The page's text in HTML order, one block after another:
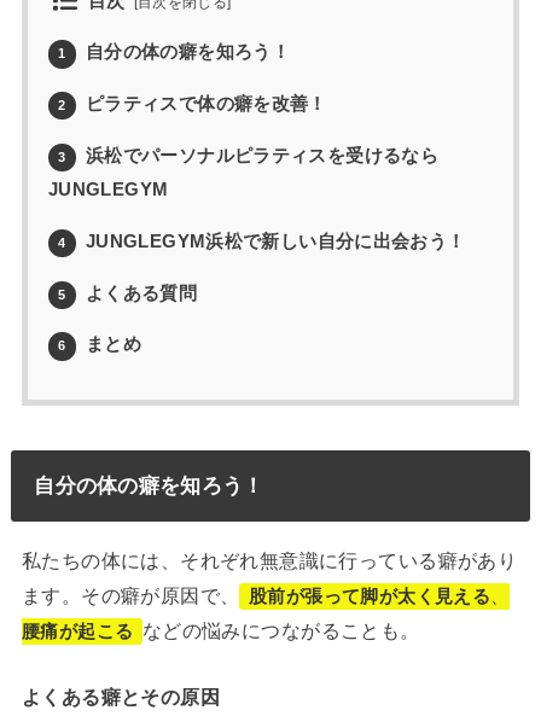
1 自分の体の癖を知ろう！
2 ピラティスで体の癖を改善！
3
浜松でパーソナルピラティスを受けるなら
JUNGLEGYM
4 JUNGLEGYM浜松で新しい自分に出会おう！
5 よくある質問
6 まとめ
自分の体の癖を知ろう！
私たちの体には、それぞれ無意識に行っている癖があり
ます。その癖が原因で、
股前が張って脚が太く見える
腰痛が起こる
などの悩みにつながることも。
よくある癖とその原因